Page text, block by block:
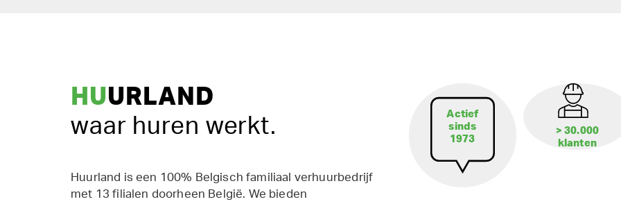
HUURLAND
waar huren werkt.
Huurland is een 100% Belgisch familiaal verhuurbedrijf
met 13 filialen doorheen België. We bieden
Actief
sinds
1973
> 30.000
klanten